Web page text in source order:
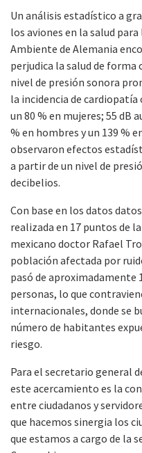
Un análisis estadístico a
los aviones en la salud
Ambiente de Alemania
perjudica la salud de
nivel de presión sonora
la incidencia de cardiopatía
un 80 % en mujeres; 55 dB
% en hombres y un 139 %
observaron efectos
a partir de un nivel de
decibelios.
Con base en los datos
realizada en 17 puntos de
mexicano doctor Rafael
población afectada por
pasó de aproximadamente
personas, lo que
internacionales, donde se
número de habitantes
riesgo.
Para el secretario general
este acercamiento es la
entre ciudadanos y
que hacemos sinergia los
que estamos a cargo de la